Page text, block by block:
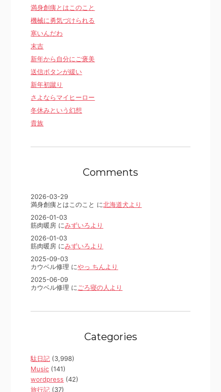
満身創痍とはこのこと
機械に勇気づけられる
寒いんだわ
末吉
新年から自分にご褒美
送信ボタンが緩い
新年初蹴り
さよならマイヒーロー
冬休みという幻想
貴族
Comments
2026-03-29
満身創痍とはこのこと に北海道犬より
2026-01-03
筋肉暖房 にみずいろより
2026-01-03
筋肉暖房 にみずいろより
2025-09-03
カウベル修理 にやっ ちんより
2025-06-09
カウベル修理 に ごろ寝の人より
Categories
駄日記 (3,998)
Music (141)
wordpress (42)
旅行記 (37)